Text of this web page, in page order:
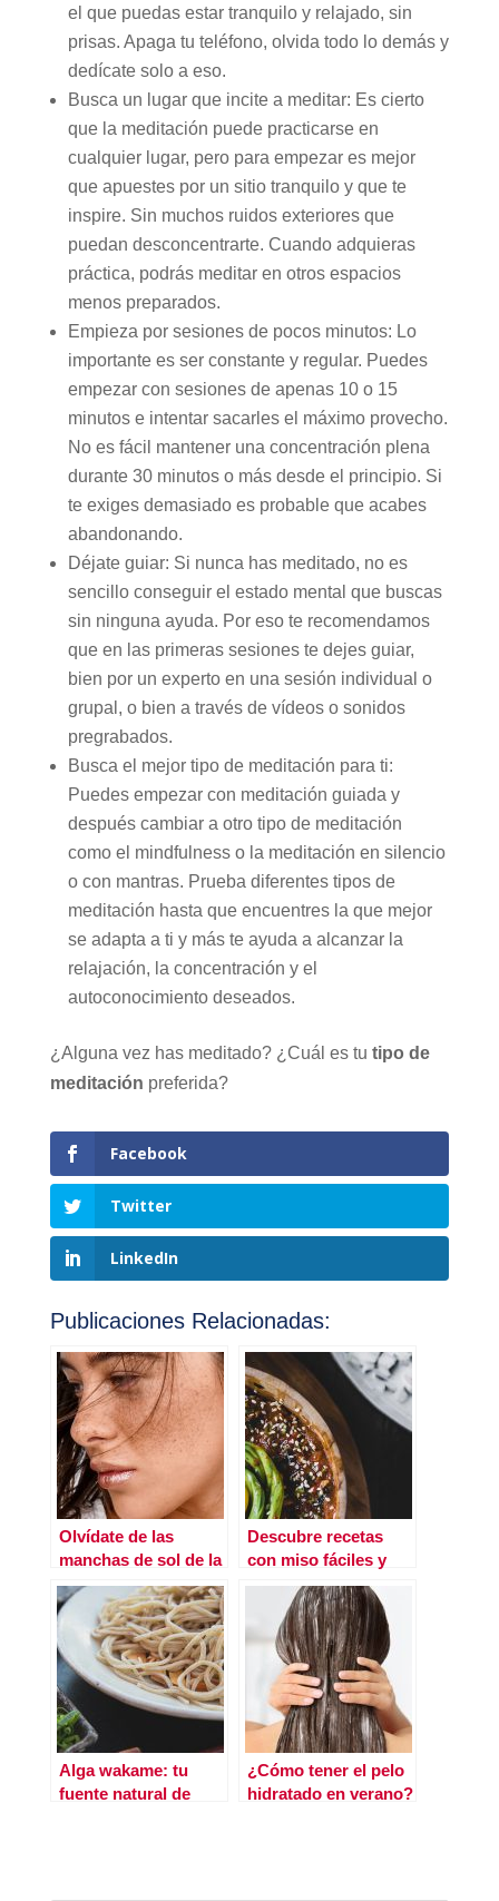
el que puedas estar tranquilo y relajado, sin
prisas. Apaga tu teléfono, olvida todo lo demás y
dedícate solo a eso.
Busca un lugar que incite a meditar: Es cierto
que la meditación puede practicarse en
cualquier lugar, pero para empezar es mejor
que apuestes por un sitio tranquilo y que te
inspire. Sin muchos ruidos exteriores que
puedan desconcentrarte. Cuando adquieras
práctica, podrás meditar en otros espacios
menos preparados.
Empieza por sesiones de pocos minutos: Lo
importante es ser constante y regular. Puedes
empezar con sesiones de apenas 10 o 15
minutos e intentar sacarles el máximo provecho.
No es fácil mantener una concentración plena
durante 30 minutos o más desde el principio. Si
te exiges demasiado es probable que acabes
abandonando.
Déjate guiar: Si nunca has meditado, no es
sencillo conseguir el estado mental que buscas
sin ninguna ayuda. Por eso te recomendamos
que en las primeras sesiones te dejes guiar,
bien por un experto en una sesión individual o
grupal, o bien a través de vídeos o sonidos
pregrabados.
Busca el mejor tipo de meditación para ti:
Puedes empezar con meditación guiada y
después cambiar a otro tipo de meditación
como el mindfulness o la meditación en silencio
o con mantras. Prueba diferentes tipos de
meditación hasta que encuentres la que mejor
se adapta a ti y más te ayuda a alcanzar la
relajación, la concentración y el
autoconocimiento deseados.
¿Alguna vez has meditado? ¿Cuál es tu tipo de
meditación preferida?
Facebook
Twitter
LinkedIn
Publicaciones Relacionadas:
Olvídate de las
manchas de sol de la
forma más natural
Descubre recetas
con miso fáciles y
deliciosas
Alga wakame: tu
fuente natural de
¿Cómo tener el pelo
hidratado en verano?